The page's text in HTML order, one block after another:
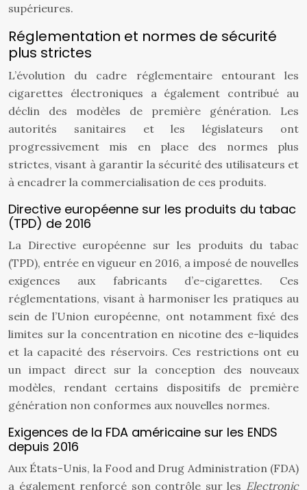
supérieures.
Réglementation et normes de sécurité
plus strictes
L’évolution du cadre réglementaire entourant les
cigarettes électroniques a également contribué au
déclin des modèles de première génération. Les
autorités sanitaires et les législateurs ont
progressivement mis en place des normes plus
strictes, visant à garantir la sécurité des utilisateurs et
à encadrer la commercialisation de ces produits.
Directive européenne sur les produits du tabac
(TPD) de 2016
La Directive européenne sur les produits du tabac
(TPD), entrée en vigueur en 2016, a imposé de nouvelles
exigences aux fabricants d’e-cigarettes. Ces
réglementations, visant à harmoniser les pratiques au
sein de l’Union européenne, ont notamment fixé des
limites sur la concentration en nicotine des e-liquides
et la capacité des réservoirs. Ces restrictions ont eu
un impact direct sur la conception des nouveaux
modèles, rendant certains dispositifs de première
génération non conformes aux nouvelles normes.
Exigences de la FDA américaine sur les ENDS
depuis 2016
Aux États-Unis, la Food and Drug Administration (FDA)
a également renforcé son contrôle sur les Electronic